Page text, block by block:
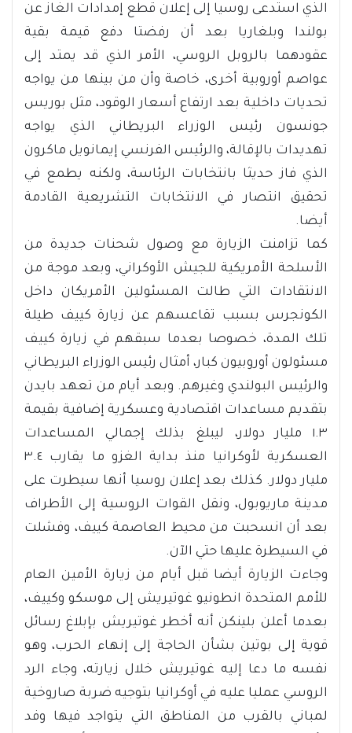
الذي استدعى روسيا إلى إعلان قطع إمدادات الغاز عن
بولندا وبلغاريا بعد أن رفضتا دفع قيمة بقية
عقودهما بالروبل الروسي، الأمر الذي قد يمتد إلى
عواصم أوروبية أخرى، خاصة وأن من بينها من يواجه
تحديات داخلية بعد ارتفاع أسعار الوقود، مثل بوريس
جونسون رئيس الوزراء البريطاني الذي يواجه
تهديدات بالإقالة، والرئيس الفرنسي إيمانويل ماكرون
الذي فاز حديثا بانتخابات الرئاسة، ولكنه يطمع في
تحقيق انتصار في الانتخابات التشريعية القادمة
أيضا.
كما تزامنت الزيارة مع وصول شحنات جديدة من
الأسلحة الأمريكية للجيش الأوكراني، وبعد موجة من
الانتقادات التي طالت المسئولين الأمريكان داخل
الكونجرس بسبب تقاعسهم عن زيارة كييف طيلة
تلك المدة، خصوصا بعدما سبقهم في زيارة كييف
مسئولون أوروبيون كبار، أمثال رئيس الوزراء البريطاني
والرئيس البولندي وغيرهم. وبعد أيام من تعهد بايدن
بتقديم مساعدات اقتصادية وعسكرية إضافية بقيمة
١.٣ مليار دولار، ليبلغ بذلك إجمالي المساعدات
العسكرية لأوكرانيا منذ بداية الغزو ما يقارب ٣.٤
مليار دولار. كذلك بعد إعلان روسيا أنها سيطرت على
مدينة ماريوبول، ونقل القوات الروسية إلى الأطراف
بعد أن انسحبت من محيط العاصمة كييف، وفشلت
في السيطرة عليها حتي الآن.
وجاءت الزيارة أيضا قبل أيام من زيارة الأمين العام
للأمم المتحدة انطونيو غوتيريش إلى موسكو وكييف،
بعدما أعلن بلينكن أنه أخطر غوتيريش بإبلاغ رسائل
قوية إلى بوتين بشأن الحاجة إلى إنهاء الحرب، وهو
نفسه ما دعا إليه غوتيريش خلال زيارته، وجاء الرد
الروسي عمليا عليه في أوكرانيا بتوجيه ضربة صاروخية
لمباني بالقرب من المناطق التي يتواجد فيها وفد